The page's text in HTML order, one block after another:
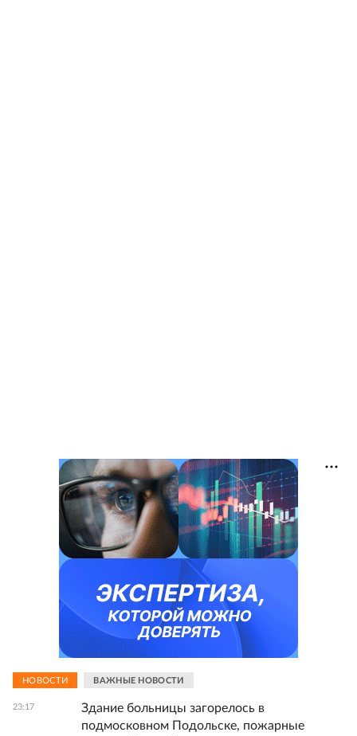
НОВОСТИ ВАЖНЫЕ НОВОСТИ
23:17
Здание больницы загорелось в
подмосковном Подольске, пожарные